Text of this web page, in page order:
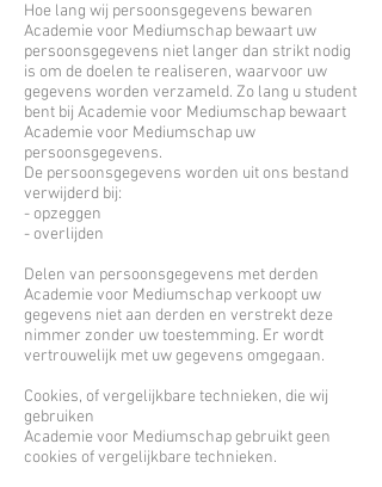
Hoe lang wij persoonsgegevens bewaren
Academie voor Mediumschap bewaart uw
persoonsgegevens niet langer dan strikt nodig
is om de doelen te realiseren, waarvoor uw
gegevens worden verzameld. Zo lang u student
bent bij Academie voor Mediumschap bewaart
Academie voor Mediumschap uw
persoonsgegevens.
De persoonsgegevens worden uit ons bestand
verwijderd bij:
- opzeggen
- overlijden
Delen van persoonsgegevens met derden
Academie voor Mediumschap verkoopt uw
gegevens niet aan derden en verstrekt deze
nimmer zonder uw toestemming. Er wordt
vertrouwelijk met uw gegevens omgegaan.
Cookies, of vergelijkbare technieken, die wij
gebruiken
Academie voor Mediumschap gebruikt geen
cookies of vergelijkbare technieken.